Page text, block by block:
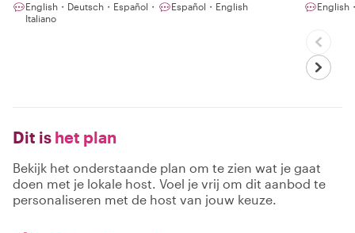
English・Deutsch・Español・
Italiano
Español・English English
Dit is het plan
Bekijk het onderstaande plan om te zien wat je gaat
doen met je lokale host. Voel je vrij om dit aanbod te
personaliseren met de host van jouw keuze.